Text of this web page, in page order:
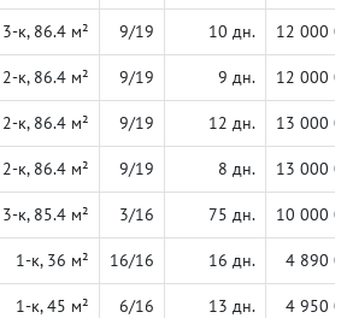
3-к, 86.4 м² 9/19 10 дн. 12 000
2-к, 86.4 м² 9/19 9 дн. 12 000
2-к, 86.4 м² 9/19 12 дн. 13 000
2-к, 86.4 м² 9/19 8 дн. 13 000
3-к, 85.4 м² 3/16 75 дн. 10 000
1-к, 36 м² 16/16 16 дн. 4 890
1-к, 45 м² 6/16 13 дн. 4 950